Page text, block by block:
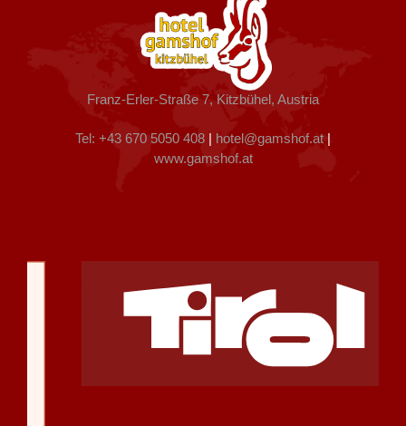
Franz-Erler-Straße 7, Kitzbühel, Austria
Tel: +43 670 5050 408 hotel@gamshof.at
www.gamshof.at